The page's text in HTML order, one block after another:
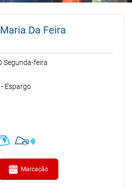
Da Feira
Segunda-feira
Espargo
Marcação